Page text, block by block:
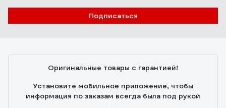
Подписаться
Оригинальные товары с гарантией!
Установите мобильное приложение, чтобы
информация по заказам всегда была под рукой